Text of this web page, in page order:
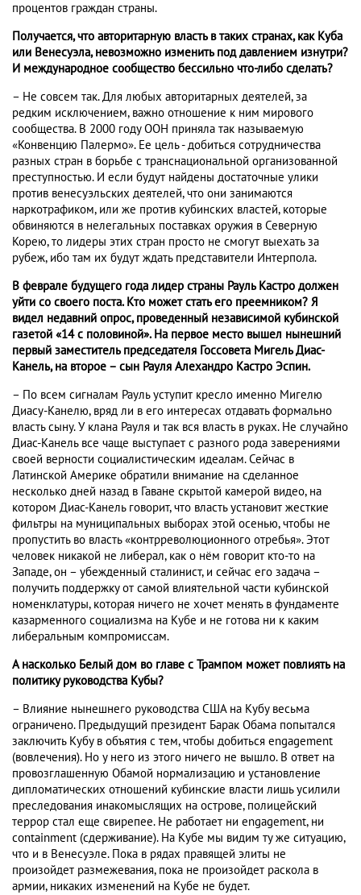
процентов граждан страны.
Получается, что авторитарную власть в таких странах, как Куба
или Венесуэла, невозможно изменить под давлением изнутри?
И международное сообщество бессильно что-либо сделать?
– Не совсем так. Для любых авторитарных деятелей, за
редким исключением, важно отношение к ним мирового
сообщества. В 2000 году ООН приняла так называемую
«Конвенцию Палермо». Ее цель - добиться сотрудничества
разных стран в борьбе с транснациональной организованной
преступностью. И если будут найдены достаточные улики
против венесуэльских деятелей, что они занимаются
наркотрафиком, или же против кубинских властей, которые
обвиняются в нелегальных поставках оружия в Северную
Корею, то лидеры этих стран просто не смогут выехать за
рубеж, ибо там их будут ждать представители Интерпола.
В феврале будущего года лидер страны Рауль Кастро должен
уйти со своего поста. Кто может стать его преемником? Я
видел недавний опрос, проведенный независимой кубинской
газетой «14 с половиной». На первое место вышел нынешний
первый заместитель председателя Госсовета Мигель Диас-
Канель, на второе – сын Рауля Алехандро Кастро Эспин.
– По всем сигналам Рауль уступит кресло именно Мигелю
Диасу-Канелю, вряд ли в его интересах отдавать формально
власть сыну. У клана Рауля и так вся власть в руках. Не случайно
Диас-Канель все чаще выступает с разного рода заверениями
своей верности социалистическим идеалам. Сейчас в
Латинской Америке обратили внимание на сделанное
несколько дней назад в Гаване скрытой камерой видео, на
котором Диас-Канель говорит, что власть установит жесткие
фильтры на муниципальных выборах этой осенью, чтобы не
пропустить во власть «контрреволюционного отребья». Этот
человек никакой не либерал, как о нём говорит кто-то на
Западе, он – убежденный сталинист, и сейчас его задача –
получить поддержку от самой влиятельной части кубинской
номенклатуры, которая ничего не хочет менять в фундаменте
казарменного социализма на Кубе и не готова ни к каким
либеральным компромиссам.
А насколько Белый дом во главе с Трампом может повлиять на
политику руководства Кубы?
– Влияние нынешнего руководства США на Кубу весьма
ограничено. Предыдущий президент Барак Обама попытался
заключить Кубу в объятия с тем, чтобы добиться engagement
(вовлечения). Но у него из этого ничего не вышло. В ответ на
провозглашенную Обамой нормализацию и установление
дипломатических отношений кубинские власти лишь усилили
преследования инакомыслящих на острове, полицейский
террор стал еще свирепее. Не работает ни engagement, ни
containment (cдерживание). На Кубе мы видим ту же ситуацию,
что и в Венесуэле. Пока в рядах правящей элиты не
произойдет размежевания, пока не произойдет раскола в
армии, никаких изменений на Кубе не будет.